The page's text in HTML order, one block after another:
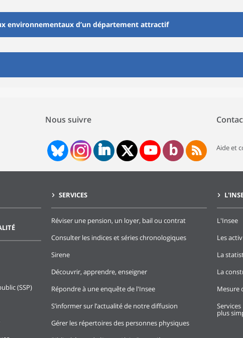
environnementaux d’un département attractif
Nous suivre
Aide et
(SSP)
SERVICES
Réviser une pension, un loyer, bail ou contrat
Consulter les indices et séries chronologiques
Sirene
Découvrir, apprendre, enseigner
Répondre à une enquête de l'Insee
S’informer sur l’actualité de notre diffusion
Gérer les répertoires des personnes physiques
L'Insee
Les
La
La
Mesure
plus